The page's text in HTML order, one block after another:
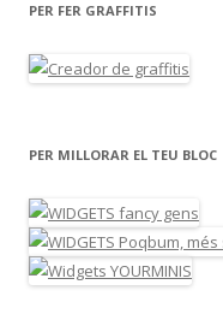
PER FER GRAFFITIS
PER MILLORAR EL TEU BLOC